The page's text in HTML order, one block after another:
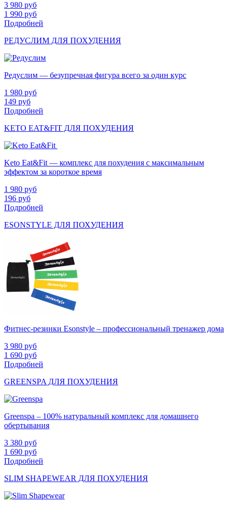
3 980 руб
1 990 руб
Подробней
РЕДУСЛИМ ДЛЯ ПОХУДЕНИЯ
Редуслим — безупречная фигура всего за один курс
1 980 руб
149 руб
Подробней
KETO EAT&FIT ДЛЯ ПОХУДЕНИЯ
Keto Eat&Fit — комплекс для похудения с максимальным
эффектом за короткое время
1 980 руб
196 руб
Подробней
ESONSTYLE ДЛЯ ПОХУДЕНИЯ
Фитнес-резинки Esonstyle – профессиональный тренажер дома
3 980 руб
1 690 руб
Подробней
GREENSPA ДЛЯ ПОХУДЕНИЯ
Greenspa – 100% натуральный комплекс для домашнего
обертывания
3 380 руб
1 690 руб
Подробней
SLIM SHAPEWEAR ДЛЯ ПОХУДЕНИЯ